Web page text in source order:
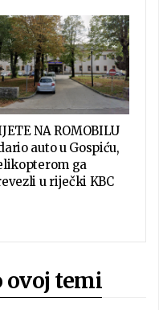
NA ROMOBILU
auto u Gospiću,
ga
u riječki KBC
ovoj temi